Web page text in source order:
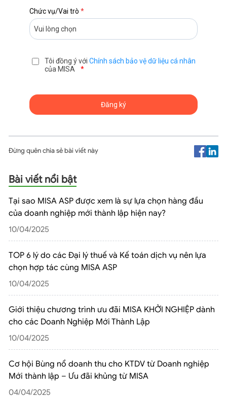
Chức vụ/Vai trò *
Tôi đồng ý với Chính sách bảo vệ dữ liệu cá nhân
của MISA
*
Đừng quên chia sẻ bài viết này
Bài viết nổi bật
Tại sao MISA ASP được xem là sự lựa chọn hàng đầu
của doanh nghiệp mới thành lập hiện nay?
10/04/2025
TOP 6 lý do các Đại lý thuế và Kế toán dịch vụ nên lựa
chọn hợp tác cùng MISA ASP
10/04/2025
Giới thiệu chương trình ưu đãi MISA KHỞI NGHIỆP dành
cho các Doanh Nghiệp Mới Thành Lập
10/04/2025
Cơ hội Bùng nổ doanh thu cho KTDV từ Doanh nghiệp
Mới thành lập – Ưu đãi khủng từ MISA
04/04/2025